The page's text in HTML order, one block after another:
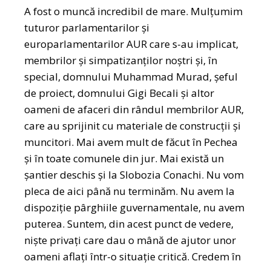
A fost o muncă incredibil de mare. Mulțumim
tuturor parlamentarilor și
europarlamentarilor AUR care s-au implicat,
membrilor și simpatizanților noștri și, în
special, domnului Muhammad Murad, șeful
de proiect, domnului Gigi Becali și altor
oameni de afaceri din rândul membrilor AUR,
care au sprijinit cu materiale de construcții și
muncitori. Mai avem mult de făcut în Pechea
și în toate comunele din jur. Mai există un
șantier deschis și la Slobozia Conachi. Nu vom
pleca de aici până nu terminăm. Nu avem la
dispoziție pârghiile guvernamentale, nu avem
puterea. Suntem, din acest punct de vedere,
niște privați care dau o mână de ajutor unor
oameni aflați într-o situație critică. Credem în